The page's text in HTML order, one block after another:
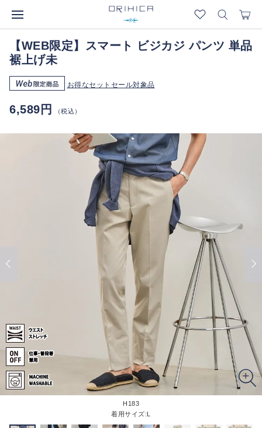
【WEB限定】スマート ビジカジ パンツ 単品
裾上げ未
お得なセットセール対象品
6,589円 （税込）
H183
着用サイズ:L